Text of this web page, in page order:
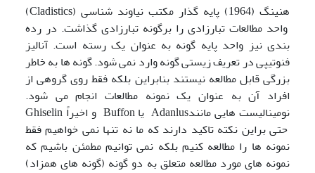
هنینگ (1964) پایه گذار مکتب نیاوند شناسی (Cladistics)
واحد مطالعات تبارزادی را برگونه تبارزادی گذاشت. در رده
بندی نیز واحد پایه گونه به عنوان یک رسته است. آنالیز
فنوتیپی در تعریف زیستی گونه وارد نمی شود. گونه ها به خاطر
بزرگی قابل مطالعه نیستند بنابراین بلکه فقط روی گروهی از
افراد آن به عنوان یک نمونه مطالعات انجام می شود.
نومینالیست هایی مانندAdanlus یا Buffon و اخیراً Ghiselin
حتی براین نکته تاکید دارند که ما نه تنها نمی خواهیم فقط
نمونه ها را مطالعه کنیم بلکه نمی توانیم مطمئن باشیم که
نمونه های مورد مطالعه متعلق به دو گونه (گونه های همزاد)